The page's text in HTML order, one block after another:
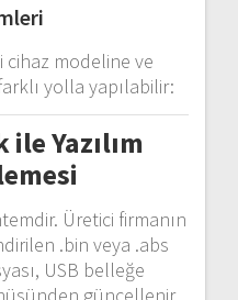
cihaz modeline ve
yolla yapılabilir:
ileYazılım
Üretici firmanın
.bin veya .abs
USB belleğe
güncellenir.